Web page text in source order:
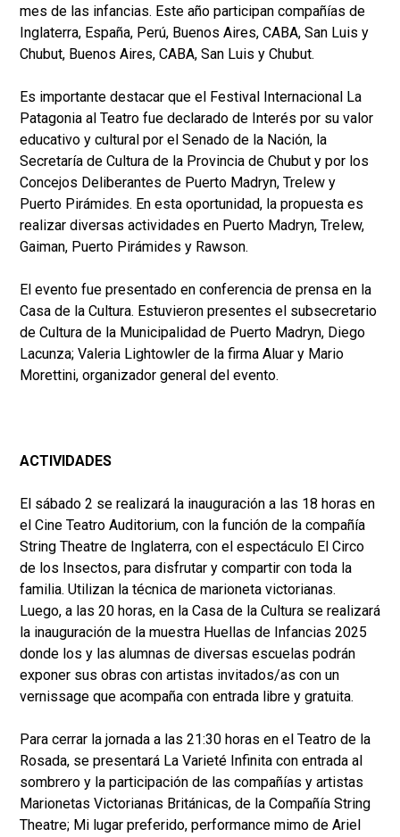
mes de las infancias. Este año participan compañías de
Inglaterra, España, Perú, Buenos Aires, CABA, San Luis y
Chubut, Buenos Aires, CABA, San Luis y Chubut.
Es importante destacar que el Festival Internacional La
Patagonia al Teatro fue declarado de Interés por su valor
educativo y cultural por el Senado de la Nación, la
Secretaría de Cultura de la Provincia de Chubut y por los
Concejos Deliberantes de Puerto Madryn, Trelew y
Puerto Pirámides. En esta oportunidad, la propuesta es
realizar diversas actividades en Puerto Madryn, Trelew,
Gaiman, Puerto Pirámides y Rawson.
El evento fue presentado en conferencia de prensa en la
Casa de la Cultura. Estuvieron presentes el subsecretario
de Cultura de la Municipalidad de Puerto Madryn, Diego
Lacunza; Valeria Lightowler de la firma Aluar y Mario
Morettini, organizador general del evento.
ACTIVIDADES
El sábado 2 se realizará la inauguración a las 18 horas en
el Cine Teatro Auditorium, con la función de la compañía
String Theatre de Inglaterra, con el espectáculo El Circo
de los Insectos, para disfrutar y compartir con toda la
familia. Utilizan la técnica de marioneta victorianas.
Luego, a las 20 horas, en la Casa de la Cultura se realizará
la inauguración de la muestra Huellas de Infancias 2025
donde los y las alumnas de diversas escuelas podrán
exponer sus obras con artistas invitados/as con un
vernissage que acompaña con entrada libre y gratuita.
Para cerrar la jornada a las 21:30 horas en el Teatro de la
Rosada, se presentará La Varieté Infinita con entrada al
sombrero y la participación de las compañías y artistas
Marionetas Victorianas Británicas, de la Compañía String
Theatre; Mi lugar preferido, performance mimo de Ariel